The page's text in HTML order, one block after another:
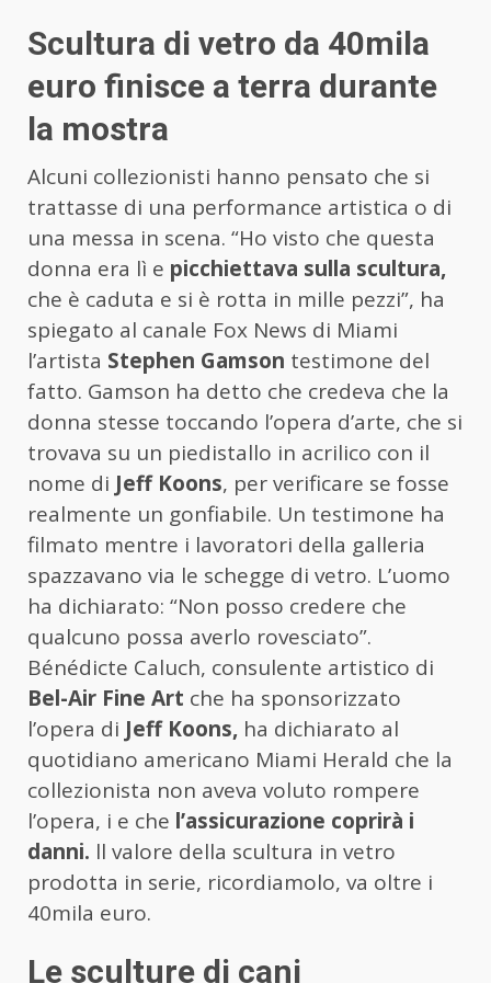
Scultura di vetro da 40mila
euro finisce a terra durante
la mostra
Alcuni collezionisti hanno pensato che si
trattasse di una performance artistica o di
una messa in scena. “Ho visto che questa
donna era lì e picchiettava sulla scultura,
che è caduta e si è rotta in mille pezzi”, ha
spiegato al canale Fox News di Miami
l’artista Stephen Gamson testimone del
fatto. Gamson ha detto che credeva che la
donna stesse toccando l’opera d’arte, che si
trovava su un piedistallo in acrilico con il
nome di Jeff Koons, per verificare se fosse
realmente un gonfiabile. Un testimone ha
filmato mentre i lavoratori della galleria
spazzavano via le schegge di vetro. L’uomo
ha dichiarato: “Non posso credere che
qualcuno possa averlo rovesciato”.
Bénédicte Caluch, consulente artistico di
Bel-Air Fine Art che ha sponsorizzato
l’opera di Jeff Koons, ha dichiarato al
quotidiano americano Miami Herald che la
collezionista non aveva voluto rompere
l’opera, i e che l’assicurazione coprirà i
danni. ll valore della scultura in vetro
prodotta in serie, ricordiamolo, va oltre i
40mila euro.
Le sculture di cani